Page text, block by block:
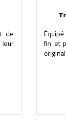
de
leur
fin et